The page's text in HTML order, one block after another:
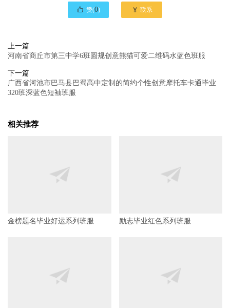
 赞(0)  联系
上一篇
河南省商丘市第三中学6班圆规创意熊猫可爱二维码水蓝色班服
下一篇
广西省河池市巴马县巴蜀高中定制的简约个性创意摩托车卡通毕业
320班深蓝色短袖班服
相关推荐
金榜题名毕业好运系列班服 励志毕业红色系列班服